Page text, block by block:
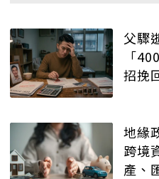
父驟
「
招挽
地緣
跨境
產、